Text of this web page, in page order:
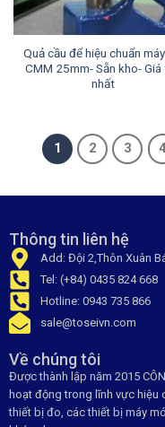
Quả cầu để hiệu chuẩn
CMM 25mm- Sẵn kho-
nhất
1 2 3
Thông tin liên hệ
Add: Đội 2,Thôn Xuân
Tel: (+84) 0435 824 668
Hotline: 0943 735 866
sale@toseivn.com
Về chúng tôi
Được thành lập năm 2015
hoạt động trong lĩnh vực hiệu
thiết bị đo, các thiết bị máy